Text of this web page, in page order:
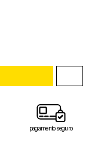
pagamento seguro